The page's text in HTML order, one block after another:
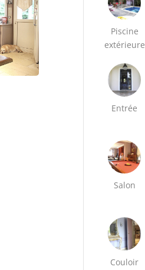
Piscine
extérieure
Entrée
Salon
Couloir